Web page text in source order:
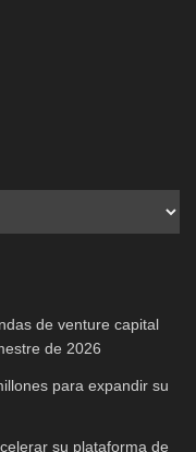
de venture capital
de 2026
para expandir su
su plataforma de